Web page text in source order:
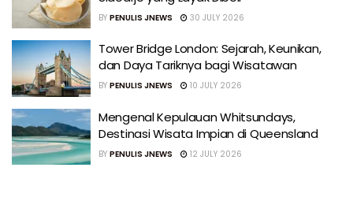
BY PENULIS JNEWS 30 JULY 2026
Tower Bridge London: Sejarah, Keunikan,
dan Daya Tariknya bagi Wisatawan
BY PENULIS JNEWS 10 JULY 2026
Mengenal Kepulauan Whitsundays,
Destinasi Wisata Impian di Queensland
BY PENULIS JNEWS 12 JULY 2026